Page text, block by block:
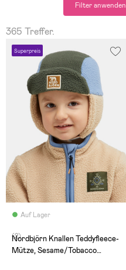
Filter anwenden
365 Treffer.
Superpreis
Auf Lager
(2)
Nordbjörn Knallen Teddyfleece-
Mütze, Sesame/Tobacco